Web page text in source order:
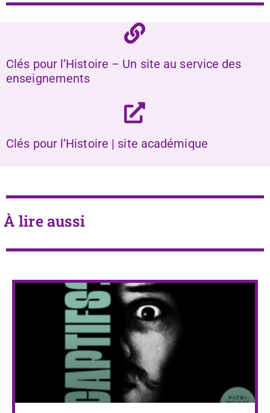
Clés pour l’Histoire – Un site au service des
enseignements
Clés pour l’Histoire | site académique
À lire aussi